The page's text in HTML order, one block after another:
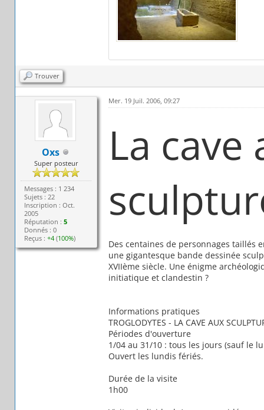
Trouver
Oxs
Super posteur
Messages : 1 234
Sujets : 22
Inscription : Oct.
2005
Réputation :5
Donnés : 0
Reçus :+4 (100%)
Mer. 19 Juil. 2006, 09:27
La cave
Des centaines de personnages taillés
une gigantesque bande dessinée
XVIIème siècle. Une énigme
initiatique et clandestin ?
Informations pratiques
TROGLODYTES - LA CAVE AUX
Périodes d'ouverture
1/04 au 31/10 : tous les jours (sauf le
Ouvert les lundis fériés.
Durée de la visite
1h00